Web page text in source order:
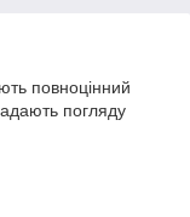
повноцінний
погляду